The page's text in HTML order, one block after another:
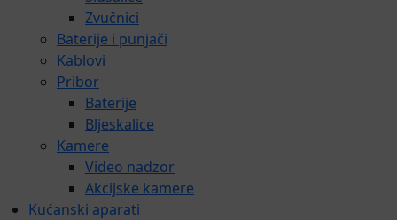
Zvučnici
Baterije i punjači
Kablovi
Pribor
Baterije
Bljeskalice
Kamere
Video nadzor
Akcijske kamere
Kućanski aparati